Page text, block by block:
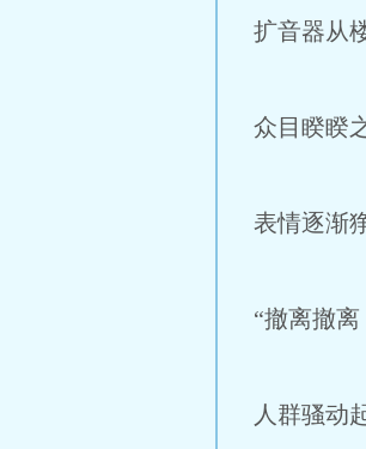
扩音器从
众目睽睽
表情逐渐
“撤离撤
人群骚动